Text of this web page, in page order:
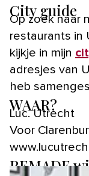
City guide
Op zoek naar
restaurants in
kijkje in mijn
adresjes van
heb
WAAR?
Luc. Utrecht
Voor
REMADE